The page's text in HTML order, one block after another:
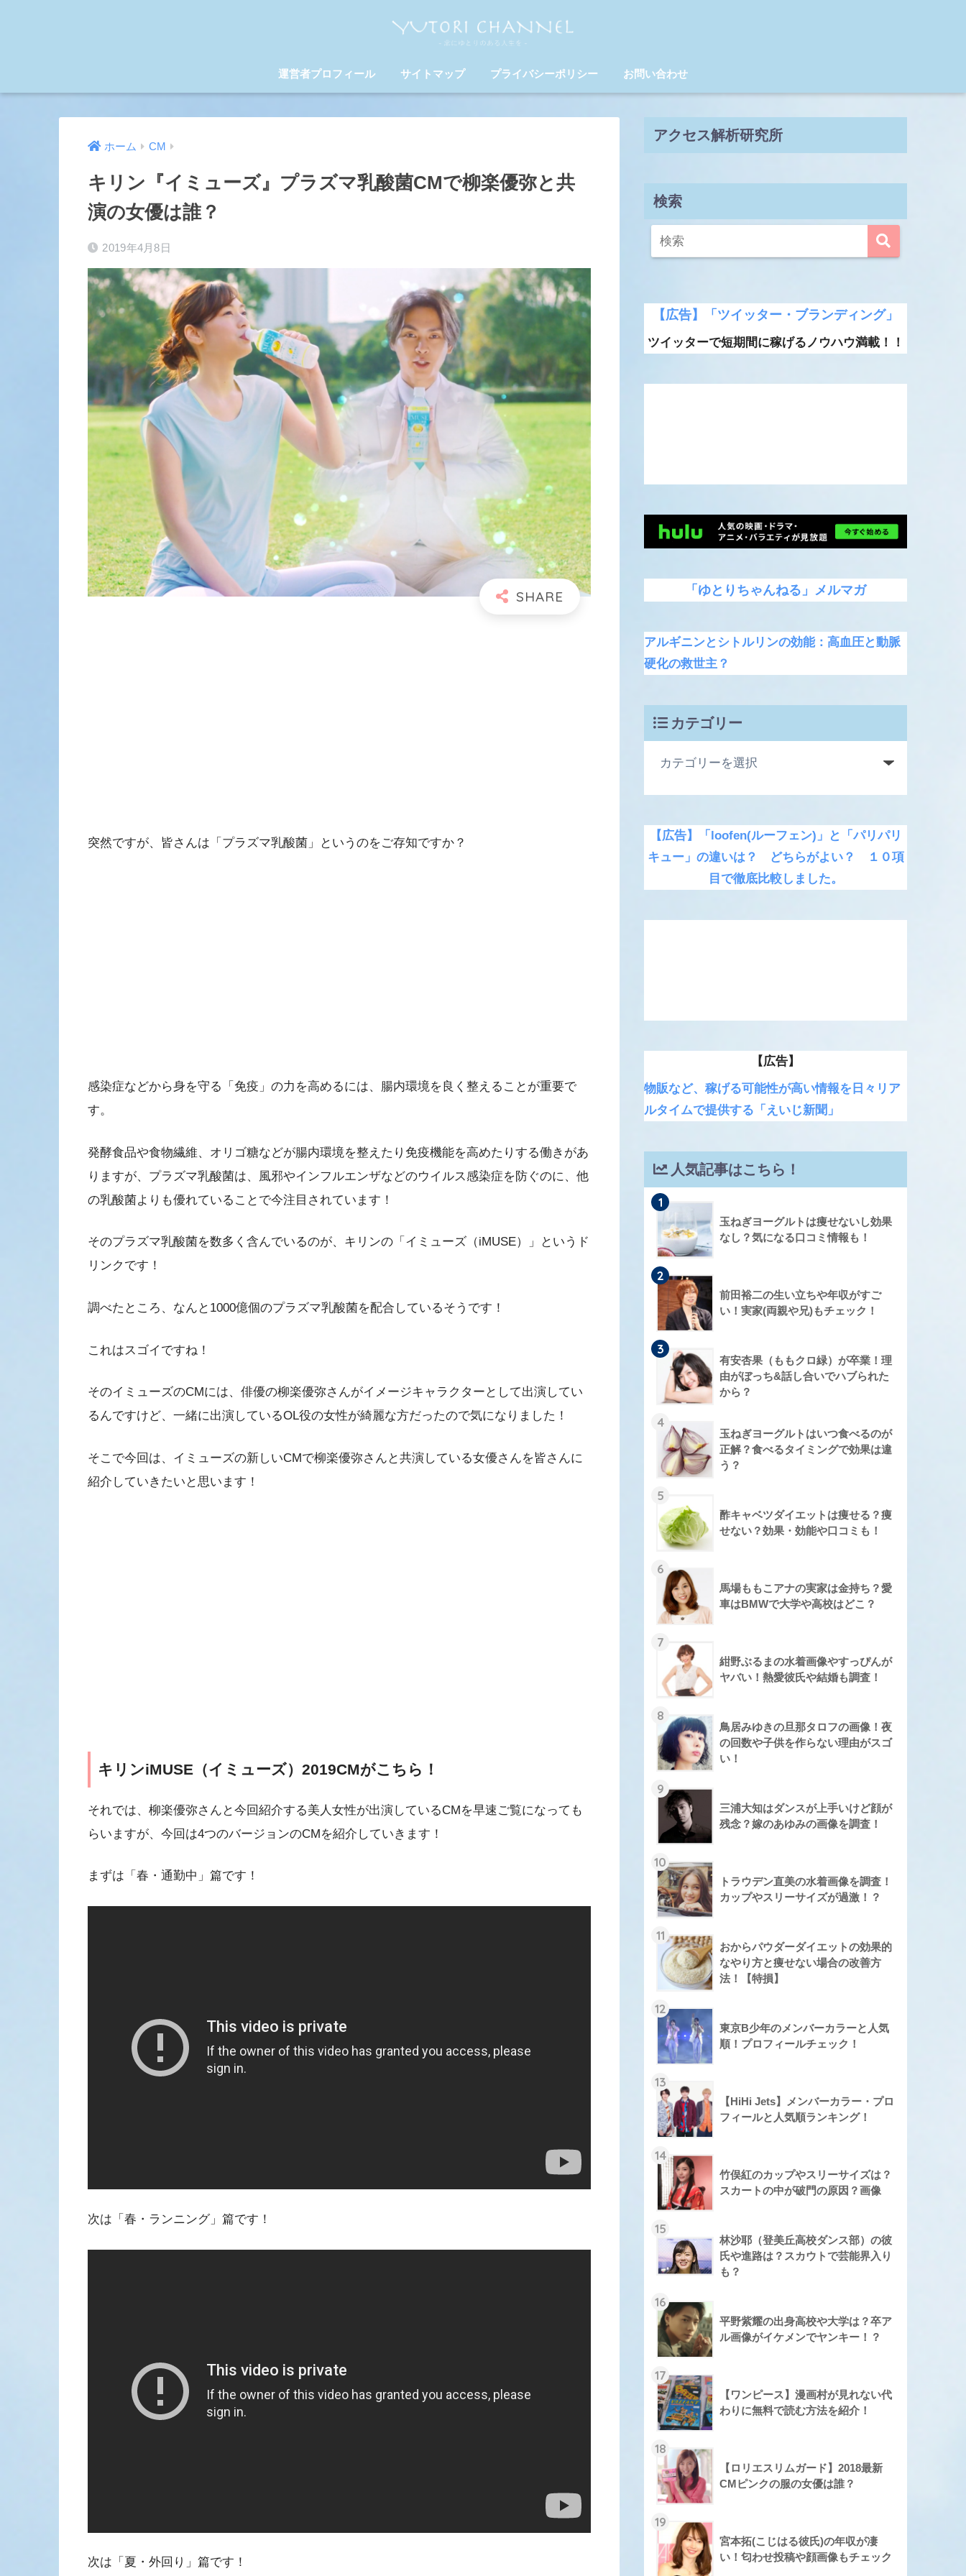
運営者プロフィール サイトマップ プライバシーポリシー お問い合わせ
ホーム CM
キリン『イミューズ』プラズマ乳酸菌CMで柳楽優弥と共
演の女優は誰？
2019年4月8日
突然ですが、皆さんは「プラズマ乳酸菌」というのをご存知ですか？
感染症などから身を守る「免疫」の力を高めるには、腸内環境を良く整えることが重要で
す。
発酵食品や食物繊維、オリゴ糖などが腸内環境を整えたり免疫機能を高めたりする働きがあ
りますが、プラズマ乳酸菌は、風邪やインフルエンザなどのウイルス感染症を防ぐのに、他
の乳酸菌よりも優れていることで今注目されています！
そのプラズマ乳酸菌を数多く含んでいるのが、キリンの「イミューズ（iMUSE）」というド
リンクです！
調べたところ、なんと1000億個のプラズマ乳酸菌を配合しているそうです！
これはスゴイですね！
そのイミューズのCMには、俳優の柳楽優弥さんがイメージキャラクターとして出演してい
るんですけど、一緒に出演しているOL役の女性が綺麗な方だったので気になりました！
そこで今回は、イミューズの新しいCMで柳楽優弥さんと共演している女優さんを皆さんに
紹介していきたいと思います！
キリンiMUSE（イミューズ）2019CMがこちら！
それでは、柳楽優弥さんと今回紹介する美人女性が出演しているCMを早速ご覧になっても
らいますが、今回は4つのバージョンのCMを紹介していきます！
まずは「春・通勤中」篇です！
次は「春・ランニング」篇です！
次は「夏・外回り」篇です！
アクセス解析研究所
検索
【広告】「ツイッター・ブランディング」
ツイッターで短期間に稼げるノウハウ満載！！
「ゆとりちゃんねる」メルマガ
アルギニンとシトルリンの効能：高血圧と動脈
硬化の救世主？
カテゴリー
【広告】「loofen(ルーフェン)」と「パリパリ
キュー」の違いは？ どちらがよい？ １０項
目で徹底比較しました。
【広告】
物販など、稼げる可能性が高い情報を日々リア
ルタイムで提供する「えいじ新聞」
人気記事はこちら！
1
玉ねぎヨーグルトは痩せないし効果
なし？気になる口コミ情報も！
2
前田裕二の生い立ちや年収がすご
い！実家(両親や兄)もチェック！
3
有安杏果（ももクロ緑）が卒業！理
由がぼっち&話し合いでハブられた
から？
4
玉ねぎヨーグルトはいつ食べるのが
正解？食べるタイミングで効果は違
う？
5
酢キャベツダイエットは痩せる？痩
せない？効果・効能や口コミも！
6
馬場ももこアナの実家は金持ち？愛
車はBMWで大学や高校はどこ？
7
紺野ぶるまの水着画像やすっぴんが
ヤバい！熱愛彼氏や結婚も調査！
8
鳥居みゆきの旦那タロフの画像！夜
の回数や子供を作らない理由がスゴ
い！
9
三浦大知はダンスが上手いけど顔が
残念？嫁のあゆみの画像を調査！
10
トラウデン直美の水着画像を調査！
カップやスリーサイズが過激！？
11
おからパウダーダイエットの効果的
なやり方と痩せない場合の改善方
法！【特損】
12
東京B少年のメンバーカラーと人気
順！プロフィールチェック！
13
【HiHi Jets】メンバーカラー・プロ
フィールと人気順ランキング！
14
竹俣紅のカップやスリーサイズは？
スカートの中が破門の原因？画像
15
林沙耶（登美丘高校ダンス部）の彼
氏や進路は？スカウトで芸能界入り
も？
16
平野紫耀の出身高校や大学は？卒ア
ル画像がイケメンでヤンキー！？
17
【ワンピース】漫画村が見れない代
わりに無料で読む方法を紹介！
18
【ロリエスリムガード】2018最新
CMピンクの服の女優は誰？
19
宮本拓(こじはる彼氏)の年収が凄
い！匂わせ投稿や顔画像もチェック